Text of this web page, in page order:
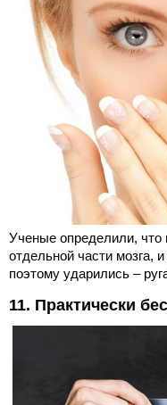
Ученые определили,
отдельной части мозга,
поэтому ударились –
11. Практически